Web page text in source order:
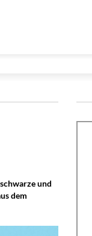
und
dem